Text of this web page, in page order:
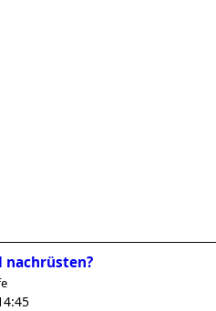
nachrüsten?